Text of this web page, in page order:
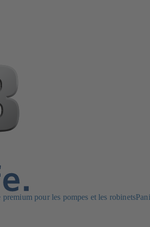
pour les pompes et les robinets